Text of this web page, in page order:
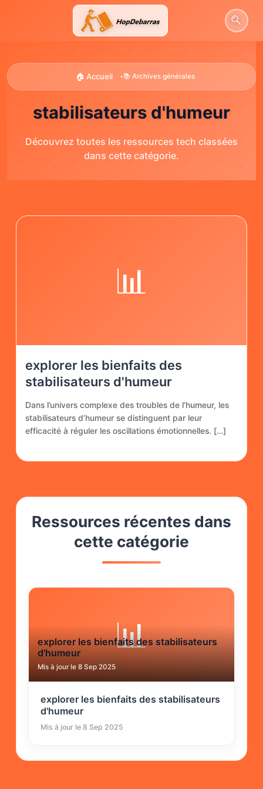
🏠 Accueil •📚 Archives générales
stabilisateurs d'humeur
Découvrez toutes les ressources tech classées
dans cette catégorie.
📊
explorer les bienfaits des
stabilisateurs d'humeur
Dans l’univers complexe des troubles de l’humeur, les
stabilisateurs d’humeur se distinguent par leur
efficacité à réguler les oscillations émotionnelles. […]
Ressources récentes dans
cette catégorie
📊
explorer les bienfaits des stabilisateurs
d'humeur
Mis à jour le 8 Sep 2025
explorer les bienfaits des stabilisateurs
d'humeur
Mis à jour le 8 Sep 2025